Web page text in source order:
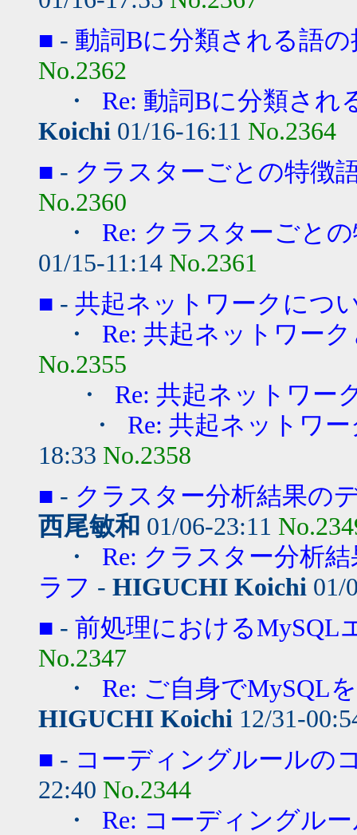
■ - 動詞Bに分類される語
No.2362
・ Re: 動詞Bに分類され
Koichi 01/16-16:11 No.2364
■ - クラスターごとの特徴
No.2360
・ Re: クラスターごと
01/15-11:14 No.2361
■ - 共起ネットワークにつ
・ Re: 共起ネットワー
No.2355
・ Re: 共起ネットワー
・ Re: 共起ネットワ
18:33 No.2358
■ - クラスター分析結果の
西尾敏和 01/06-23:11
・ Re: クラスター分析
ラフ - HIGUCHI Koichi 01/
■ - 前処理におけるMySQL
No.2347
・ Re: ご自身でMySQL
HIGUCHI Koichi 12/31-
■ - コーディングルールの
22:40 No.2344
・ Re: コーディングル